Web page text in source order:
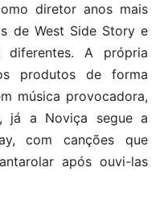
diretor anos mais
de West Side Story e
diferentes. A própria
produtos de forma
música provocadora,
já a Noviça segue a
com canções que
após ouvi-las